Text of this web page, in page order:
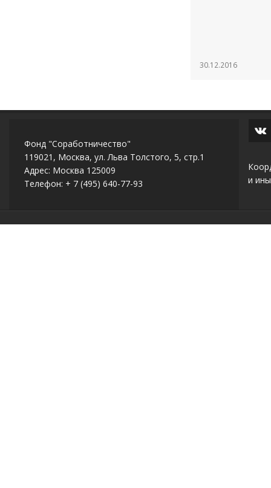
30.12.2016
Фонд "Соработничество"
119021, Москва, ул. Льва Толстого, 5, стр.1
Адрес: Москва 125009
Телефон: + 7 (495) 640-77-93
и